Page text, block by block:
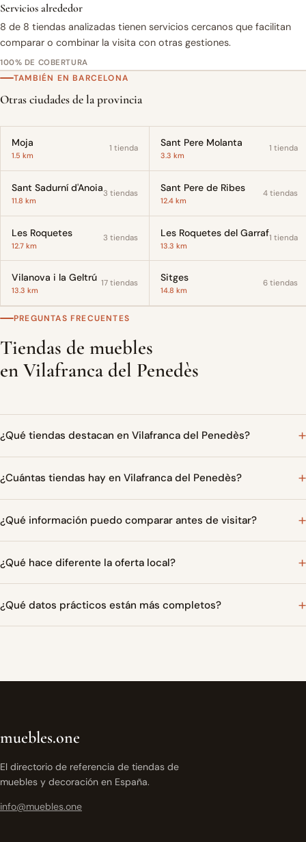
Servicios alrededor
8 de 8 tiendas analizadas tienen servicios cercanos que facilitan
comparar o combinar la visita con otras gestiones.
100% DE COBERTURA
TAMBIÉN EN BARCELONA
Otras ciudades de la provincia
Moja
1.5 km
1 tienda Sant Pere Molanta
3.3 km
1 tienda
Sant Sadurní d'Anoia
11.8 km
3 tiendas Sant Pere de Ribes
12.4 km
4 tiendas
Les Roquetes
12.7 km
3 tiendas Les Roquetes del Garraf
13.3 km
1 tienda
Vilanova i la Geltrú
13.3 km
17 tiendas Sitges
14.8 km
6 tiendas
PREGUNTAS FRECUENTES
Tiendas de muebles
en Vilafranca del Penedès
¿Qué tiendas destacan en Vilafranca del Penedès?
¿Cuántas tiendas hay en Vilafranca del Penedès?
¿Qué información puedo comparar antes de visitar?
¿Qué hace diferente la oferta local?
¿Qué datos prácticos están más completos?
muebles.one
El directorio de referencia de tiendas de
muebles y decoración en España.
info@muebles.one